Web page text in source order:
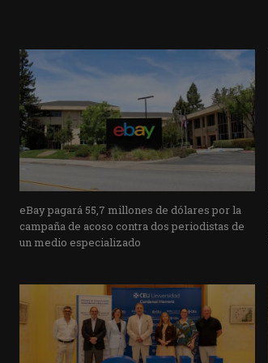
eBay pagará 55,7 millones de dólares por la
campaña de acoso contra dos periodistas de
un medio especializado